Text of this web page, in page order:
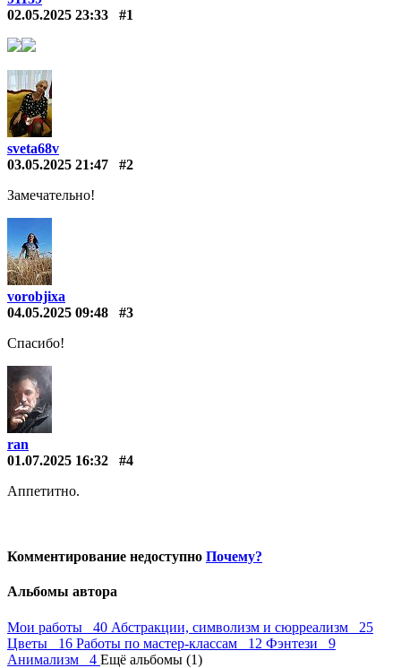
02.05.2025 23:33
#1
sveta68v
03.05.2025 21:47
#2
Замечательно!
vorobjixa
04.05.2025 09:48
#3
Спасибо!
ran
01.07.2025 16:32
#4
Аппетитно.
Комментирование недоступно Почему?
Альбомы автора
Мои работы 40 Абстракции, символизм и сюрреализм 25
Цветы 16 Работы по мастер-классам 12 Фэнтези 9
Анимализм 4 Ещё альбомы (1)